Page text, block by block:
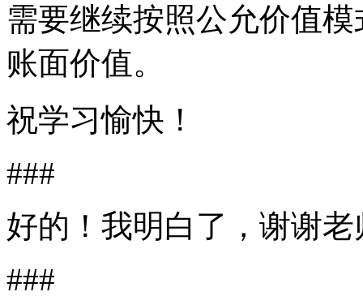
需要继续按照公允价值
账面价值。
祝学习愉快！
###
好的！我明白了，谢谢老
###